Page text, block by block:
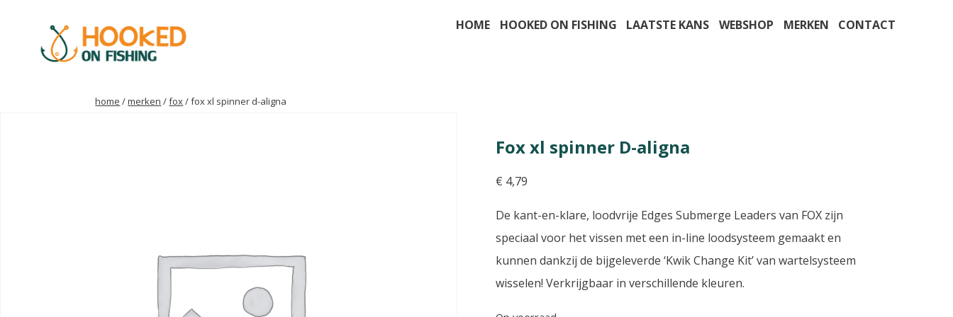
HOME HOOKED ON FISHING LAATSTE KANS WEBSHOP MERKEN CONTACT
home /merken /fox/ fox xl spinner d-aligna
Fox xl spinner D-aligna
€ 4,79
De kant-en-klare, loodvrije Edges Submerge Leaders van FOX zijn
speciaal voor het vissen met een in-line loodsysteem gemaakt en
kunnen dankzij de bijgeleverde ‘Kwik Change Kit’ van wartelsysteem
wisselen! Verkrijgbaar in verschillende kleuren.